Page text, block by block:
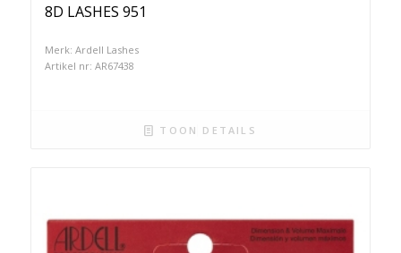
8D LASHES 951
Merk: Ardell Lashes
Artikel nr: AR67438
TOON DETAILS